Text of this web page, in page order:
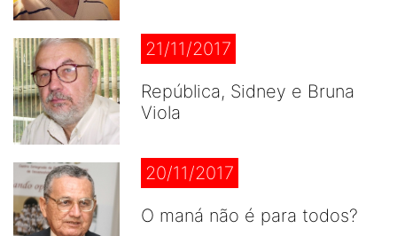
21/11/2017
República, Sidney e Bruna
Viola
20/11/2017
O maná não é para todos?